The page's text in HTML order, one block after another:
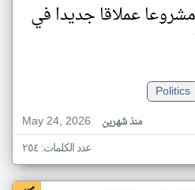
عملاقا جديدا في
Politics
May 24, 2026
منذ شهرين
عدد الكلمات: ٢٥٤